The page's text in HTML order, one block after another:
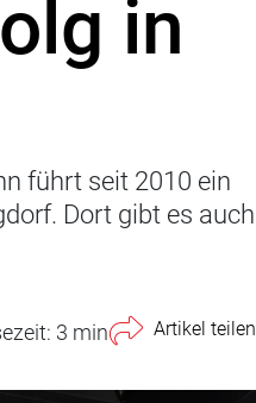
in
führt seit 2010 ein
Dort gibt es auch
3 min Artikel teilen